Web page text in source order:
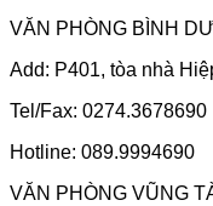
VĂN PHÒNG BÌNH
Add: P401, tòa nhà
Tel/Fax: 0274.3678690
Hotline: 089.9994690
VĂN PHÒNG VŨNG